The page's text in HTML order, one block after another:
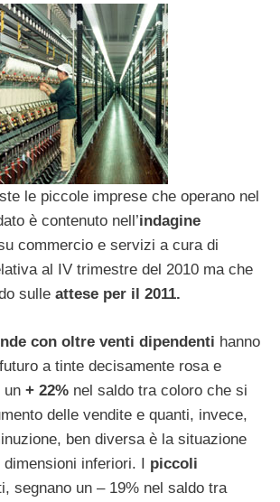
le piccole imprese che operano nel
è contenuto nell’indagine
commercio e servizi a cura di
al IV trimestre del 2010 ma che
sulle attese per il 2011.
con oltre venti dipendenti hanno
a tinte decisamente rosa e
un + 22% nel saldo tra coloro che si
delle vendite e quanti, invece,
ben diversa è la situazione
inferiori. I piccoli
segnano un – 19% nel saldo tra